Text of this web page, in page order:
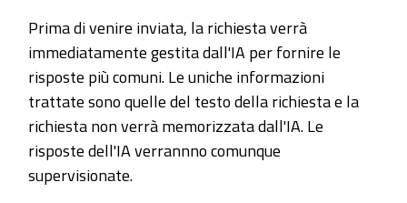
Prima di venire inviata, la richiesta verrà
immediatamente gestita dall'IA per fornire le
risposte più comuni. Le uniche informazioni
trattate sono quelle del testo della richiesta e la
richiesta non verrà memorizzata dall'IA. Le
risposte dell'IA verrannno comunque
supervisionate.